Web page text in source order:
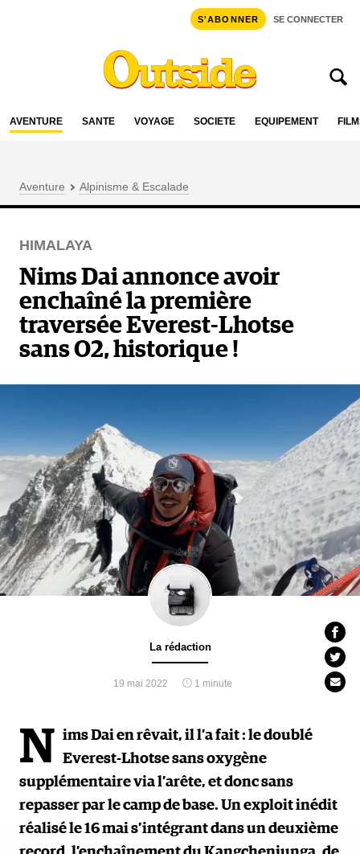
S'ABONNER SE CONNECTER
AVENTURE SANTÉ VOYAGE SOCIÉTÉ ÉQUIPEMENT
Aventure Alpinisme & Escalade
HIMALAYA
Nims Dai annonce avoir
enchaîné la première
traversée Everest-Lhotse
sans O2, historique !
La rédaction
19 mai 2022 1 minute
N ims Dai en rêvait, il l’a fait : le doublé
Everest-Lhotse sans oxygène
supplémentaire via l’arête, et donc sans
repasser par le camp de base. Un exploit inédit
réalisé le 16 mai s’intégrant dans un deuxième